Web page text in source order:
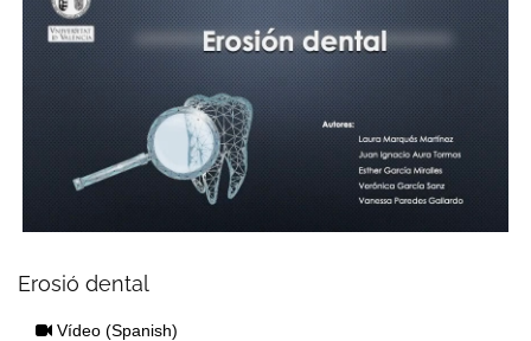
Erosió dental
Vídeo (Spanish)